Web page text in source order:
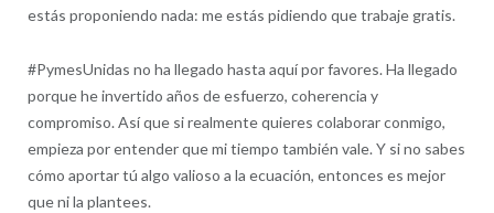
estás proponiendo nada: me estás pidiendo que trabaje gratis.
#PymesUnidas no ha llegado hasta aquí por favores. Ha llegado
porque he invertido años de esfuerzo, coherencia y
compromiso. Así que si realmente quieres colaborar conmigo,
empieza por entender que mi tiempo también vale. Y si no sabes
cómo aportar tú algo valioso a la ecuación, entonces es mejor
que ni la plantees.